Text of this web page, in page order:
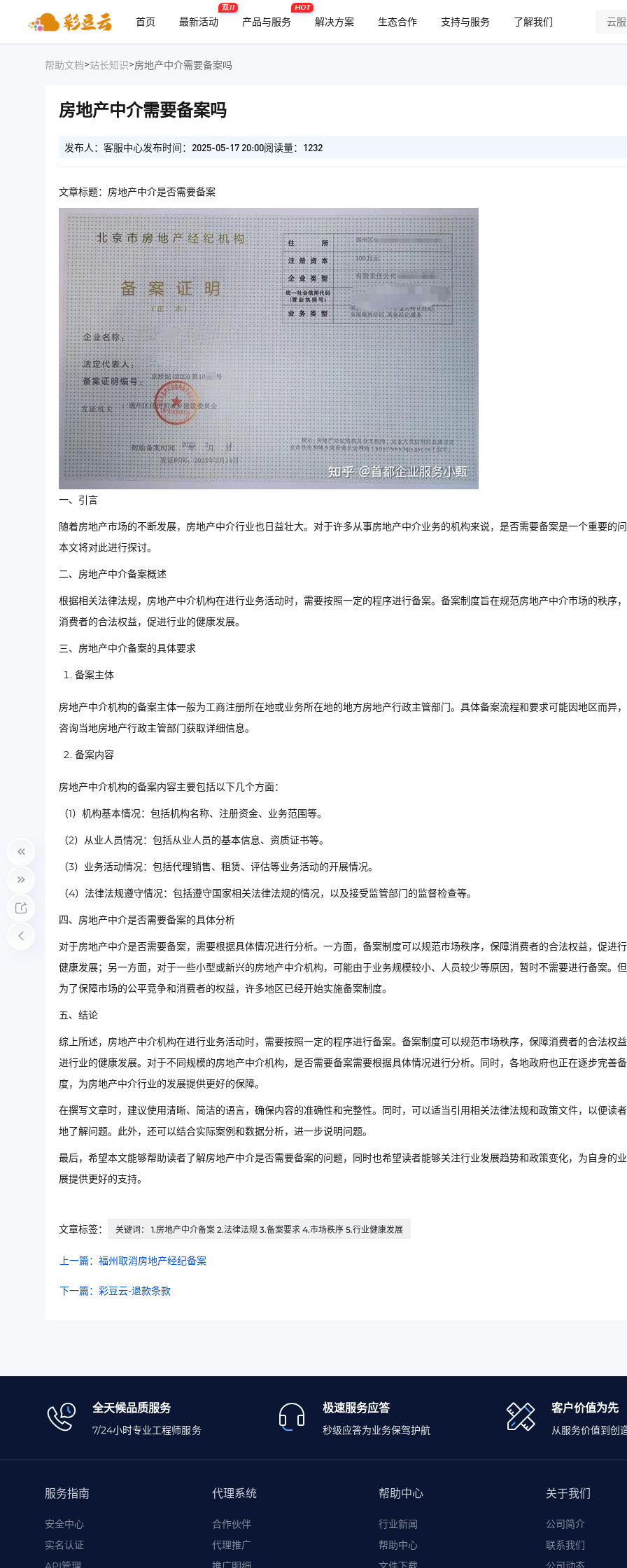
首页 最新活动
双11
产品与服务
HOT
解决方案 生态合作 支持与服务 了解我们
帮助文档>站长知识>房地产中介需要备案吗
房地产中介需要备案吗
发布人：客服中心发布时间：2025-05-17 20:00阅读量：1232
文章标题：房地产中介是否需要备案
一、引言
随着房地产市场的不断发展，房地产中介行业也日益壮大。对于许多从事房地产中介业务的机构来说，是否需要备案是一个重要的
本文将对此进行探讨。
二、房地产中介备案概述
根据相关法律法规，房地产中介机构在进行业务活动时，需要按照一定的程序进行备案。备案制度旨在规范房地产中介市场的秩序
消费者的合法权益，促进行业的健康发展。
三、房地产中介备案的具体要求
备案主体
房地产中介机构的备案主体一般为工商注册所在地或业务所在地的地方房地产行政主管部门。具体备案流程和要求可能因地区而异
咨询当地房地产行政主管部门获取详细信息。
备案内容
房地产中介机构的备案内容主要包括以下几个方面：
（1）机构基本情况：包括机构名称、注册资金、业务范围等。
（2）从业人员情况：包括从业人员的基本信息、资质证书等。
（3）业务活动情况：包括代理销售、租赁、评估等业务活动的开展情况。
（4）法律法规遵守情况：包括遵守国家相关法律法规的情况，以及接受监管部门的监督检查等。
四、房地产中介是否需要备案的具体分析
对于房地产中介是否需要备案，需要根据具体情况进行分析。一方面，备案制度可以规范市场秩序，保障消费者的合法权益，促进
健康发展；另一方面，对于一些小型或新兴的房地产中介机构，可能由于业务规模较小、人员较少等原因，暂时不需要进行备案。
为了保障市场的公平竞争和消费者的权益，许多地区已经开始实施备案制度。
五、结论
综上所述，房地产中介机构在进行业务活动时，需要按照一定的程序进行备案。备案制度可以规范市场秩序，保障消费者的合法权
进行业的健康发展。对于不同规模的房地产中介机构，是否需要备案需要根据具体情况进行分析。同时，各地政府也正在逐步完善
度，为房地产中介行业的发展提供更好的保障。
在撰写文章时，建议使用清晰、简洁的语言，确保内容的准确性和完整性。同时，可以适当引用相关法律法规和政策文件，以便读
地了解问题。此外，还可以结合实际案例和数据分析，进一步说明问题。
最后，希望本文能够帮助读者了解房地产中介是否需要备案的问题，同时也希望读者能够关注行业发展趋势和政策变化，为自身的
展提供更好的支持。
文章标签： 关键词： 1.房地产中介备案 2.法律法规 3.备案要求 4.市场秩序 5.行业健康发展
上一篇：福州取消房地产经纪备案
下一篇：彩豆云-退款条款
全天候品质服务
7/24小时专业工程师服务
极速服务应答
秒级应答为业务保驾护航
客户价值为先
从服务价值到创
服务指南
安全中心
实名认证
代理系统
合作伙伴
代理推广
帮助中心
行业新闻
帮助中心
关于我们
公司简介
联系我们